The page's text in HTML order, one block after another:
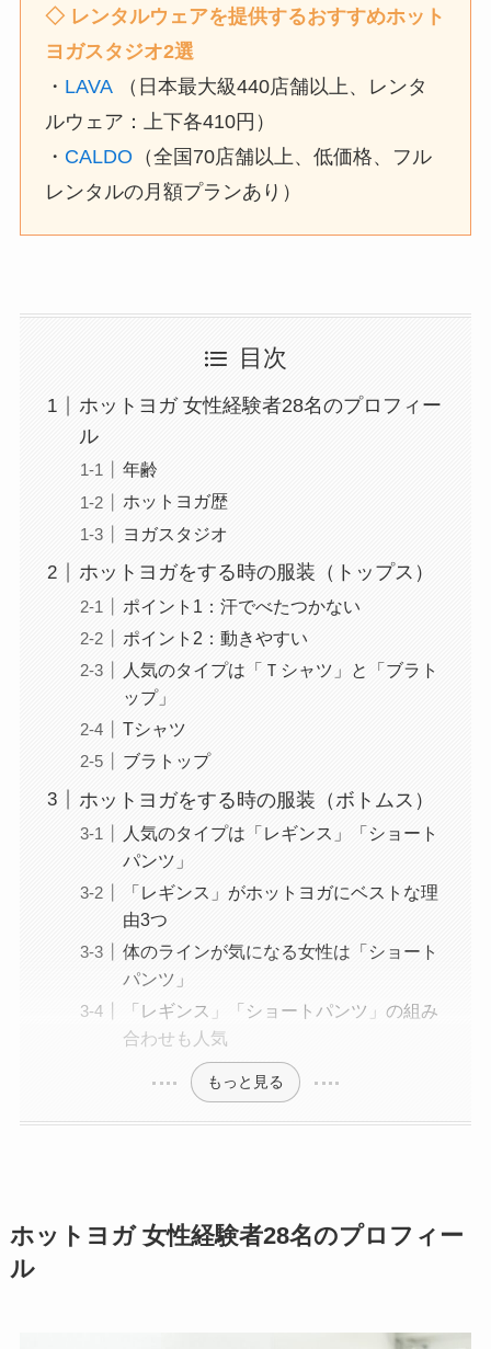
◇ レンタルウェアを提供するおすすめホット
ヨガスタジオ2選
・ LAVA
（日本最大級440店舗以上、レンタ
ルウェア：上下各410円）
・ CALDO
（全国70店舗以上、低価格、フル
レンタルの月額プランあり）
目次
ホットヨガ 女性経験者28名のプロフィー
ル
年齢
ホットヨガ歴
ヨガスタジオ
ホットヨガをする時の服装（トップス）
ポイント1：汗でべたつかない
ポイント2：動きやすい
人気のタイプは「Ｔシャツ」と「ブラト
ップ」
Tシャツ
ブラトップ
ホットヨガをする時の服装（ボトムス）
人気のタイプは「レギンス」「ショート
パンツ」
「レギンス」がホットヨガにベストな理
由3つ
体のラインが気になる女性は「ショート
パンツ」
「レギンス」「ショートパンツ」の組み
合わせも人気
もっと見る
ホットヨガ 女性経験者28名のプロフィー
ル